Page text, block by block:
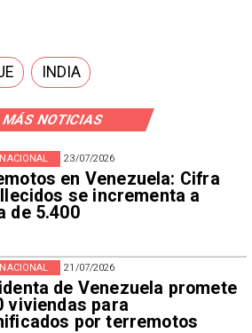
MÁS NOTICIAS
23/07/2026
en Venezuela: Cifra
se incrementa a
de 5.400
21/07/2026
de Venezuela promete
viviendas para
por terremotos
INDIA